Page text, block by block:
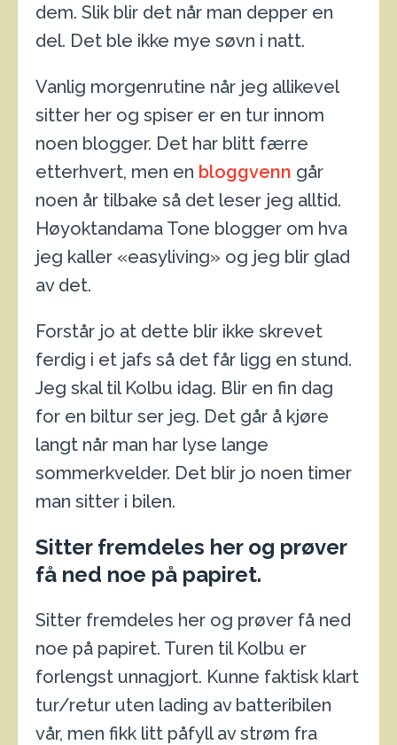
dem. Slik blir det når man depper en
del. Det ble ikke mye søvn i natt.
Vanlig morgenrutine når jeg allikevel
sitter her og spiser er en tur innom
noen blogger. Det har blitt færre
etterhvert, men en bloggvenn går
noen år tilbake så det leser jeg alltid.
Høyoktandama Tone blogger om hva
jeg kaller «easyliving» og jeg blir glad
av det.
Forstår jo at dette blir ikke skrevet
ferdig i et jafs så det får ligg en stund.
Jeg skal til Kolbu idag. Blir en fin dag
for en biltur ser jeg. Det går å kjøre
langt når man har lyse lange
sommerkvelder. Det blir jo noen timer
man sitter i bilen.
Sitter fremdeles her og prøver
få ned noe på papiret.
Sitter fremdeles her og prøver få ned
noe på papiret. Turen til Kolbu er
forlengst unnagjort. Kunne faktisk klart
tur/retur uten lading av batteribilen
vår, men fikk litt påfyll av strøm fra